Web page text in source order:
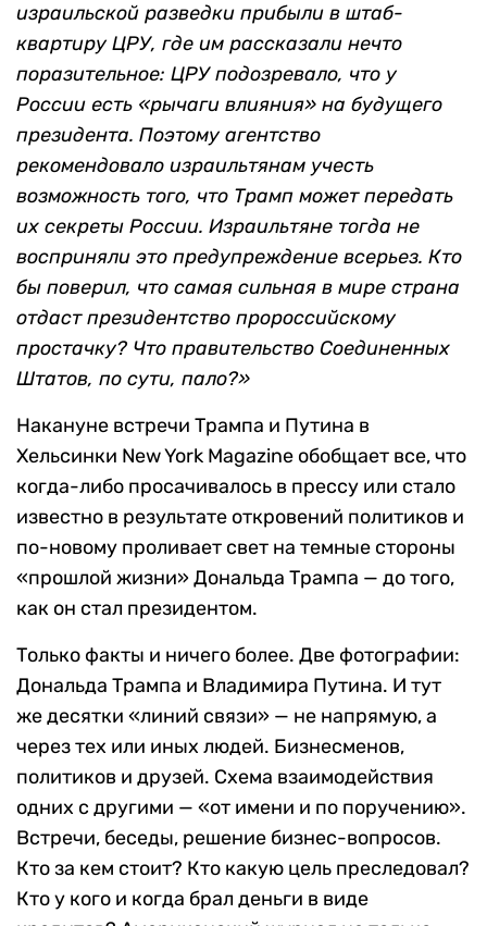
израильской разведки прибыли в штаб-
квартиру ЦРУ, где им рассказали нечто
поразительное: ЦРУ подозревало, что у
России есть «рычаги влияния» на будущего
президента. Поэтому агентство
рекомендовало израильтянам учесть
возможность того, что Трамп может передать
их секреты России. Израильтяне тогда не
восприняли это предупреждение всерьез. Кто
бы поверил, что самая сильная в мире страна
отдаст президентство пророссийскому
простачку? Что правительство Соединенных
Штатов, по сути, пало?»
Накануне встречи Трампа и Путина в
Хельсинки New York Magazine обобщает все, что
когда-либо просачивалось в прессу или стало
известно в результате откровений политиков и
по-новому проливает свет на темные стороны
«прошлой жизни» Дональда Трампа — до того,
как он стал президентом.
Только факты и ничего более. Две фотографии:
Дональда Трампа и Владимира Путина. И тут
же десятки «линий связи» — не напрямую, а
через тех или иных людей. Бизнесменов,
политиков и друзей. Схема взаимодействия
одних с другими — «от имени и по поручению».
Встречи, беседы, решение бизнес-вопросов.
Кто за кем стоит? Кто какую цель преследовал?
Кто у кого и когда брал деньги в виде